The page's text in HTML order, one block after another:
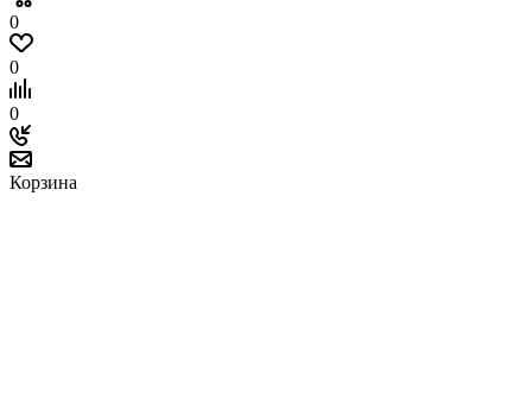
0
0
0
Корзина